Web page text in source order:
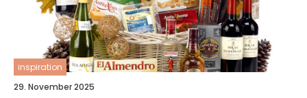
inspiration
29. November 2025